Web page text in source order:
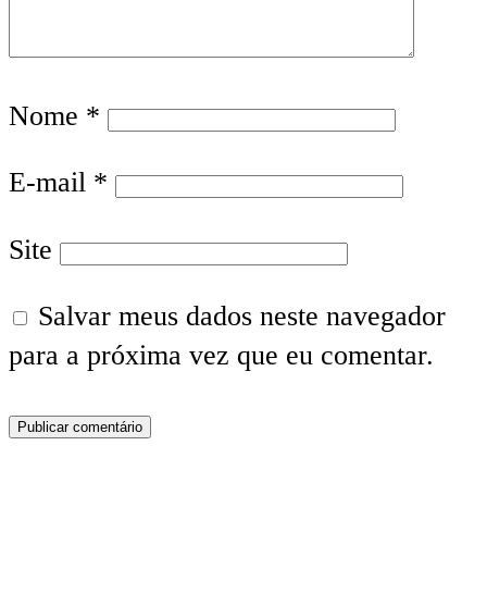
Nome *
E-mail *
Site
Salvar meus dados neste navegador
para a próxima vez que eu comentar.